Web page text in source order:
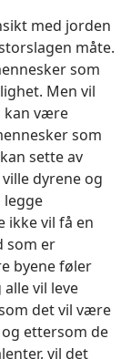
med jorden
måte.
som
Men vil
kan være
som
sette av
dyrene og
legge
ikke vil få en
som er
byene føler
vil leve
det vil være
ettersom de
vil det